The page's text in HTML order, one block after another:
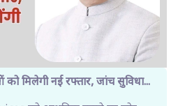
मिलेगी नई रफ्तार, जांच सुविधा...